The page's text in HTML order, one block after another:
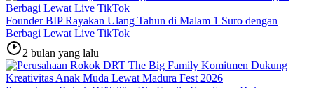
Founder BIP Rayakan Ulang Tahun di Malam 1 Suro dengan
Berbagi Lewat Live TikTok
2 bulan yang lalu